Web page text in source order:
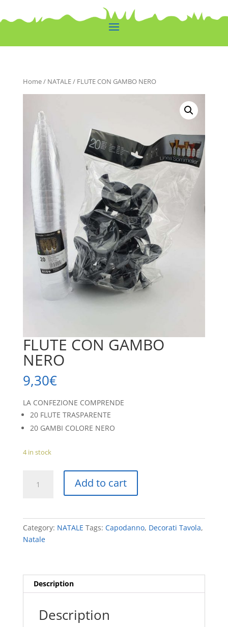
Home/ NATALE/ FLUTE CON GAMBO NERO
FLUTE CON GAMBO
NERO
9,30€
LA CONFEZIONE COMPRENDE
20 FLUTE TRASPARENTE
20 GAMBI COLORE NERO
4 in stock
Add to cart
Category: NATALE Tags: Capodanno, Decorati Tavola,
Natale
Description
Description